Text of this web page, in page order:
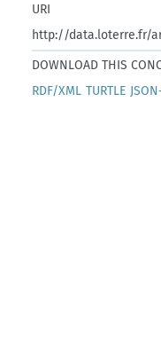
URI
http://data.loterre.fr/
DOWNLOAD THIS
RDF/XML TURTLE